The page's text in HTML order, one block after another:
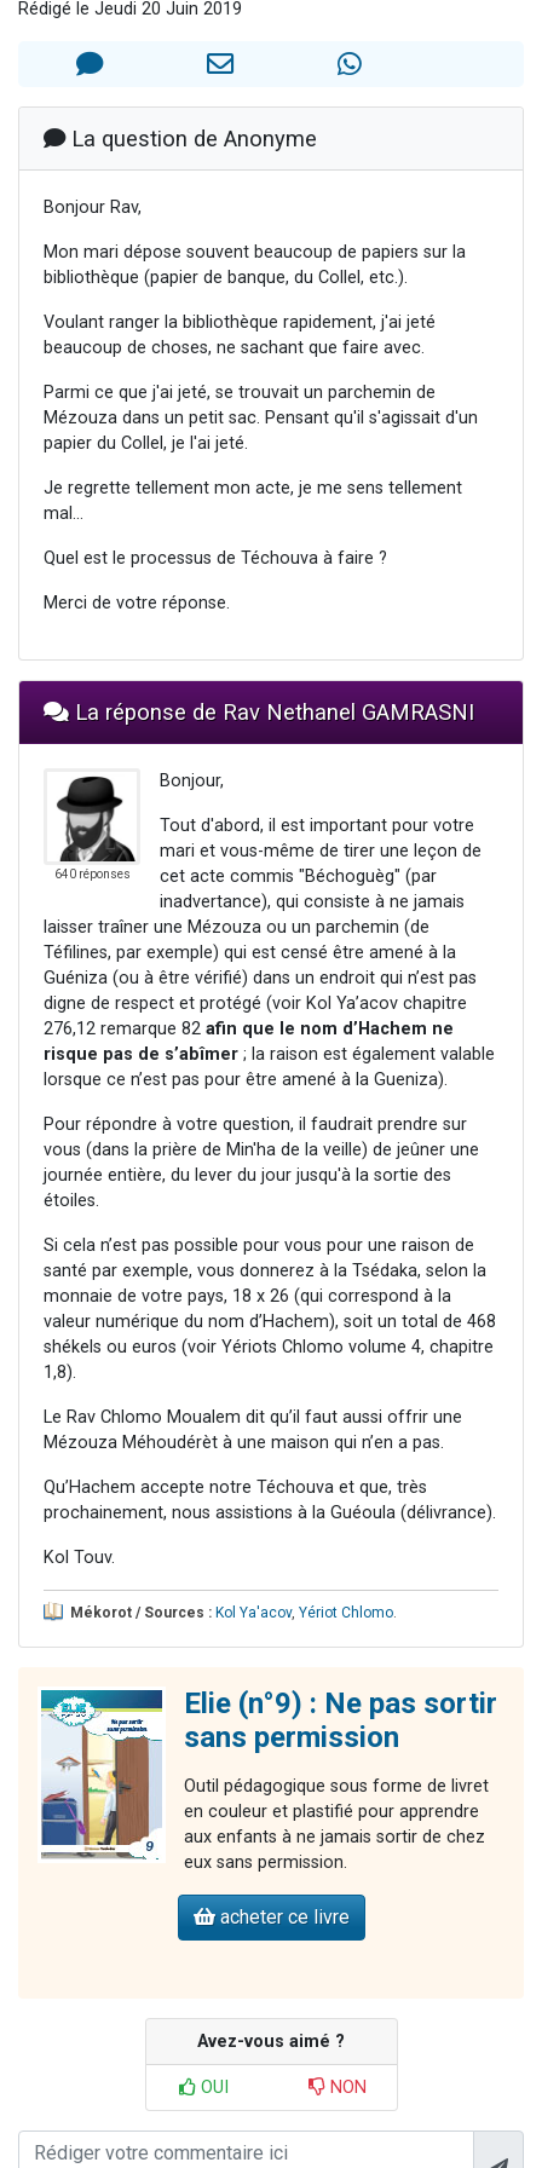
Il reste 49 places pour étudier en groupe sur Zoom
Eva vient de donner son Maasser
Rédigé le Jeudi 20 Juin 2019
La question de Anonyme
Bonjour Rav,
Mon mari dépose souvent beaucoup de papiers sur la
bibliothèque (papier de banque, du Collel, etc.).
Voulant ranger la bibliothèque rapidement, j'ai jeté
beaucoup de choses, ne sachant que faire avec.
Parmi ce que j'ai jeté, se trouvait un parchemin de
Mézouza dans un petit sac. Pensant qu'il s'agissait d'un
papier du Collel, je l'ai jeté.
Je regrette tellement mon acte, je me sens tellement
mal...
Quel est le processus de Téchouva à faire ?
Merci de votre réponse.
La réponse de Rav Nethanel GAMRASNI
640 réponses
Bonjour,
Tout d'abord, il est important pour votre
mari et vous-même de tirer une leçon de
cet acte commis "Béchoguèg" (par
inadvertance), qui consiste à ne jamais
laisser traîner une Mézouza ou un parchemin (de
Téfilines, par exemple) qui est censé être amené à la
Guéniza (ou à être vérifié) dans un endroit qui n’est pas
digne de respect et protégé (voir Kol Ya’acov chapitre
276,12 remarque 82 afin que le nom d’Hachem ne
risque pas de s’abîmer ; la raison est également valable
lorsque ce n’est pas pour être amené à la Gueniza).
Pour répondre à votre question, il faudrait prendre sur
vous (dans la prière de Min'ha de la veille) de jeûner une
journée entière, du lever du jour jusqu'à la sortie des
étoiles.
Si cela n’est pas possible pour vous pour une raison de
santé par exemple, vous donnerez à la Tsédaka, selon la
monnaie de votre pays, 18 x 26 (qui correspond à la
valeur numérique du nom d’Hachem), soit un total de 468
shékels ou euros (voir Yériots Chlomo volume 4, chapitre
1,8).
Le Rav Chlomo Moualem dit qu’il faut aussi offrir une
Mézouza Méhoudérèt à une maison qui n’en a pas.
Qu’Hachem accepte notre Téchouva et que, très
prochainement, nous assistions à la Guéoula (délivrance).
Kol Touv.
Mékorot / Sources : Kol Ya'acov, Yériot Chlomo.
Elie (n°9) : Ne pas sortir
sans permission
Outil pédagogique sous forme de livret
en couleur et plastifié pour apprendre
aux enfants à ne jamais sortir de chez
eux sans permission.
acheter ce livre
Avez-vous aimé ?
OUI NON